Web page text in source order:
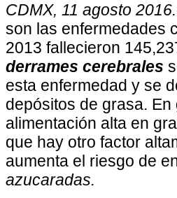
CDMX, 11 agosto
son las enfermedades
2013 fallecieron
derrames cerebrales
esta enfermedad y se
depósitos de grasa.
alimentación alta en
que hay otro factor
aumenta el riesgo de
azucaradas.